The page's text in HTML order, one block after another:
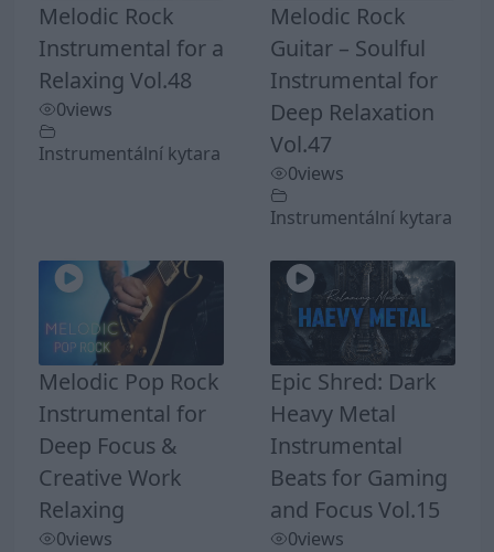
Melodic Rock
Instrumental for a
Relaxing Vol.48
0views
Instrumentální kytara
Melodic Rock
Guitar – Soulful
Instrumental for
Deep Relaxation
Vol.47
0views
Instrumentální kytara
Melodic Pop Rock
Instrumental for
Deep Focus &
Creative Work
Relaxing
0views
Epic Shred: Dark
Heavy Metal
Instrumental
Beats for Gaming
and Focus Vol.15
0views